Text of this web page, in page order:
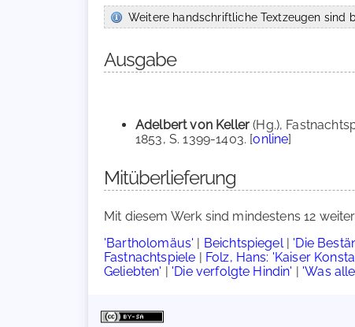
Weitere handschriftliche Textzeugen sind
Ausgabe
Adelbert von Keller(Hg.),
1853, S. 1399-1403. [online]
Mitüberlieferung
Mit diesem Werk sind mindestens 12
'Bartholomäus' | Beichtspiegel| 'Die
Fastnachtspiele | Folz, Hans: 'Kaiser
Geliebten' | 'Die verfolgte Hindin' | 'Was